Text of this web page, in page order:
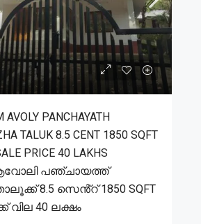
AVOLY PANCHAYATH
TALUK 8.5 CENT 1850 SQFT
PRICE 40 LAKHS
പഞ്ചായത്ത്
8.5 സെൻ്റ് 1850 SQFT
വില 40 ലക്ഷം